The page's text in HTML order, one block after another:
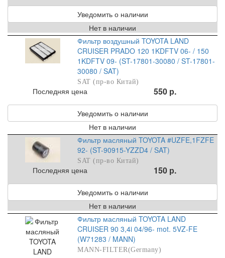
Уведомить о наличии
Нет в наличии
Фильтр воздушный TOYOTA LAND
CRUISER PRADO 120 1KDFTV 06- / 150
1KDFTV 09- (ST-17801-30080 / ST-17801-
30080 / SAT)
SAT (пр-во Китай)
Последняя цена 550 р.
Уведомить о наличии
Нет в наличии
Фильтр масляный TOYOTA #UZFE,1FZFE
92- (ST-90915-YZZD4 / SAT)
SAT (пр-во Китай)
Последняя цена 150 р.
Уведомить о наличии
Нет в наличии
Фильтр масляный TOYOTA LAND
CRUISER 90 3,4i 04/96- mot. 5VZ-FE
(W71283 / MANN)
MANN-FILTER(Germany)